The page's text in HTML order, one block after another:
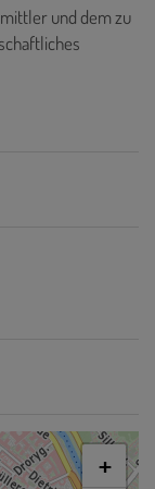
und dem zu
+